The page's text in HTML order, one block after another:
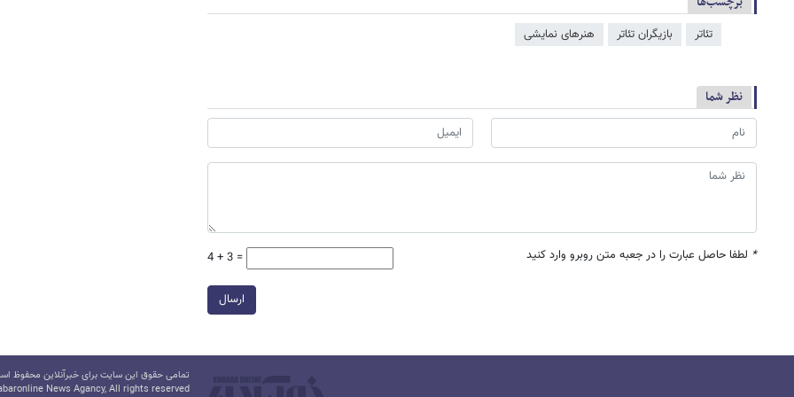
تئاتر بازیگران تئاتر هنرهای نمایشی
نظر شما
* لطفا حاصل عبارت را در جعبه متن روبرو وارد کنید 4 + 3 =
ارسال
تمامی حقوق این سایت برای خبرآنلاین محفوظ
News Agancy, All rights reserved